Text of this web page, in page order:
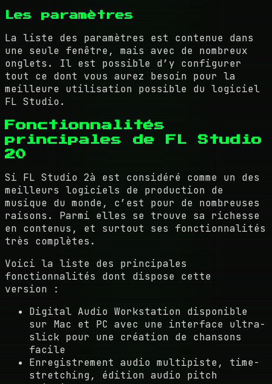
Les paramètres
La liste des paramètres est contenue dans
une seule fenêtre, mais avec de nombreux
onglets. Il est possible d’y configurer
tout ce dont vous aurez besoin pour la
meilleure utilisation possible du logiciel
FL Studio.
Fonctionnalités
principales de FL Studio
20
Si FL Studio 2à est considéré comme un des
meilleurs logiciels de production de
musique du monde, c’est pour de nombreuses
raisons. Parmi elles se trouve sa richesse
en contenus, et surtout ses fonctionnalités
très complètes.
Voici la liste des principales
fonctionnalités dont dispose cette
version :
Digital Audio Workstation disponible
sur Mac et PC avec une interface ultra-
slick pour une création de chansons
facile
Enregistrement audio multipiste, time-
stretching, édition audio pitch